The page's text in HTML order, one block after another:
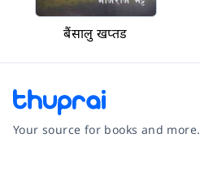
बैंसालु खप्तड
Your source for books and more.